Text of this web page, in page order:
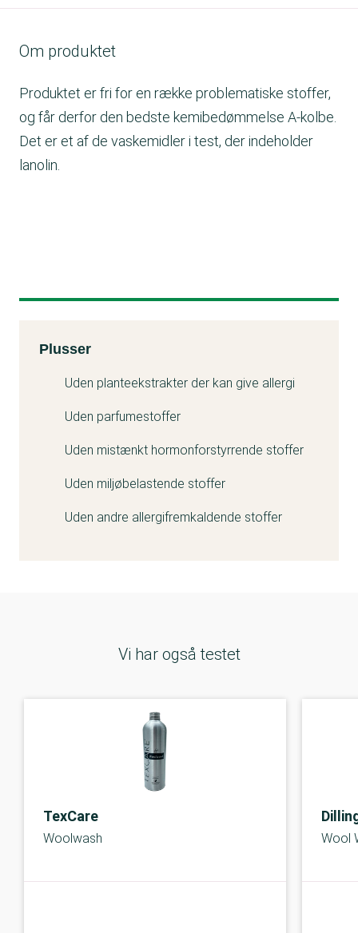
Om produktet
Produktet er fri for en række problematiske stoffer,
og får derfor den bedste kemibedømmelse A-kolbe.
Det er et af de vaskemidler i test, der indeholder
lanolin.
Kemitest
Plusser
Uden planteekstrakter der kan give allergi
Uden parfumestoffer
Uden mistænkt hormonforstyrrende stoffer
Uden miljøbelastende stoffer
Uden andre allergifremkaldende stoffer
Vi har også testet
TexCare
Woolwash Wool